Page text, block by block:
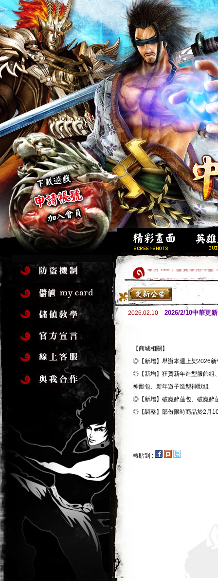
每月188，虛寶享用不盡
快速衝到500級的方法!?
求好籤過好年，玩遊戲
高級金裝加碼送，新手
歡迎新手加入，創角立
馬年行大運，虛寶大方
全套16件完美金裝，立
2026.02.10 2026/2/10中華更
【商城相關】
◎【新增】舉辦本週上架2026新
◎【新增】狂賀新年造型服飾組
神獸包、新年遊子造型神獸組
◎【新增】破魔醉蓮包、破魔醉
◎【調整】部份限時商品於2月
轉貼到 :